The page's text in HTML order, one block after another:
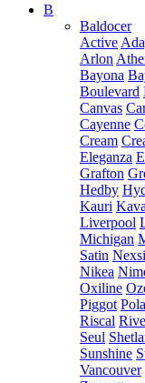
B
Baldocer
Active
Arlon
Bayona
Boulevard
Canvas
Cayenne
Cream
Eleganza
Grafton
Hedby
Kauri
Liverpool
Michigan
Satin
Nikea
Oxiline
Piggot
Riscal
Seul
Sunshine
Vancouver